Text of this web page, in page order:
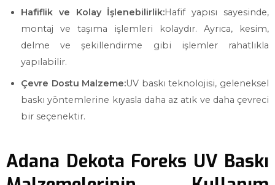
Hafiflik ve Kolay İşlenebilirlik:Hafif yapısı sayesinde,
montaj ve taşıma işlemleri kolaydır. Ayrıca, kesim,
delme ve şekillendirme gibi işlemler rahatlıkla
yapılabilir.
Çevre Dostu Malzeme:UV baskı teknolojisi, geleneksel
baskı yöntemlerine kıyasla daha az atık ve daha çevreci
bir seçenektir.
Adana Dekota Foreks UV Baskı